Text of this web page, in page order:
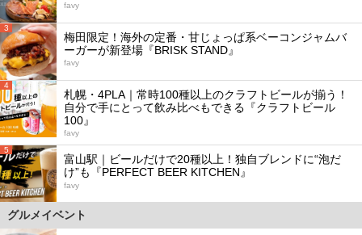
favy
3
梅田限定！海外の定番・甘じょっぱ系ベーコンジャムバ
ーガーが新登場『BRISK STAND』
favy
4
札幌・4PLA｜常時100種以上のクラフトビールが揃う！
自分で手にとって飲み比べもできる『クラフトビール
100』
favy
5
富山駅｜ビールだけで20種以上！独自ブレンドに“泡だ
け”も『PERFECT BEER KITCHEN』
favy
グルメイベント